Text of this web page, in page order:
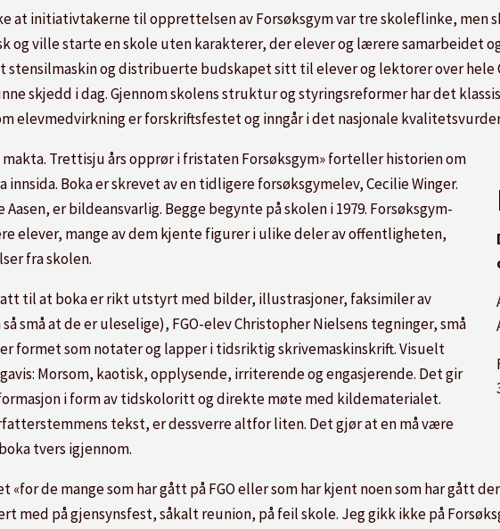
at initiativtakerne til opprettelsen av Forsøksgym var tre skoleflinke, men
ville starte en skole uten karakterer, der elever og lærere samarbeidet
og distribuerte budskapet sitt til elever og lektorer over hele
skjedd i dag. Gjennom skolens struktur og styringsreformer har det
elevmedvirkning er forskriftsfestet og inngår i det nasjonale
makta. Trettisju års opprør i fristaten Forsøksgym» forteller historien om
innsida. Boka er skrevet av en tidligere forsøksgymelev, Cecilie Winger.
er bildeansvarlig. Begge begynte på skolen i 1979. Forsøksgym-
elever, mange av dem kjente figurer i ulike deler av offentligheten,
fra skolen.
til at boka er rikt utstyrt med bilder, illustrasjoner, faksimiler av
små at de er uleselige), FGO-elev Christopher Nielsens tegninger, små
formet som notater og lapper i tidsriktig skrivemaskinskrift. Visuelt
Morsom, kaotisk, opplysende, irriterende og engasjerende. Det gir
i form av tidskoloritt og direkte møte med kildematerialet.
tekst, er dessverre altfor liten. Det gjør at en må være
tvers igjennom.
«for de mange som har gått på FGO eller som har kjent noen som har gått
med på gjensynsfest, såkalt reunion, på feil skole. Jeg gikk ikke på